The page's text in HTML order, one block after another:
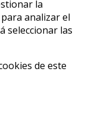
la
analizar el
seleccionar las
de este